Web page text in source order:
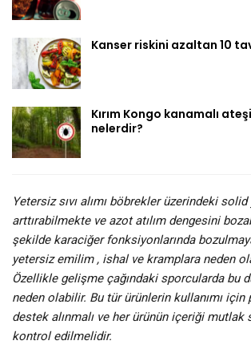
Kanser riskini azaltan 10
Kırım Kongo kanamalı
nelerdir?
Yetersiz sıvı alımı böbrekler üzerindeki solid
arttırabilmekte ve azot atılım dengesini
şekilde karaciğer fonksiyonlarında
yetersiz emilim , ishal ve kramplara neden
Özellikle gelişme çağındaki sporcularda bu
neden olabilir. Bu tür ürünlerin kullanımı için
destek alınmalı ve her ürünün içeriği mutlak
kontrol edilmelidir.